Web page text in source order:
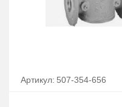
Артикул: 507-354-656